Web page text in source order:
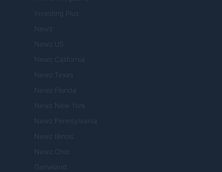
Investing Plus
Newz
Newz US
Newz California
Newz Texas
Newz Florida
Newz New York
Newz Pennsylvania
Newz Illinois
Newz Ohio
Gameland